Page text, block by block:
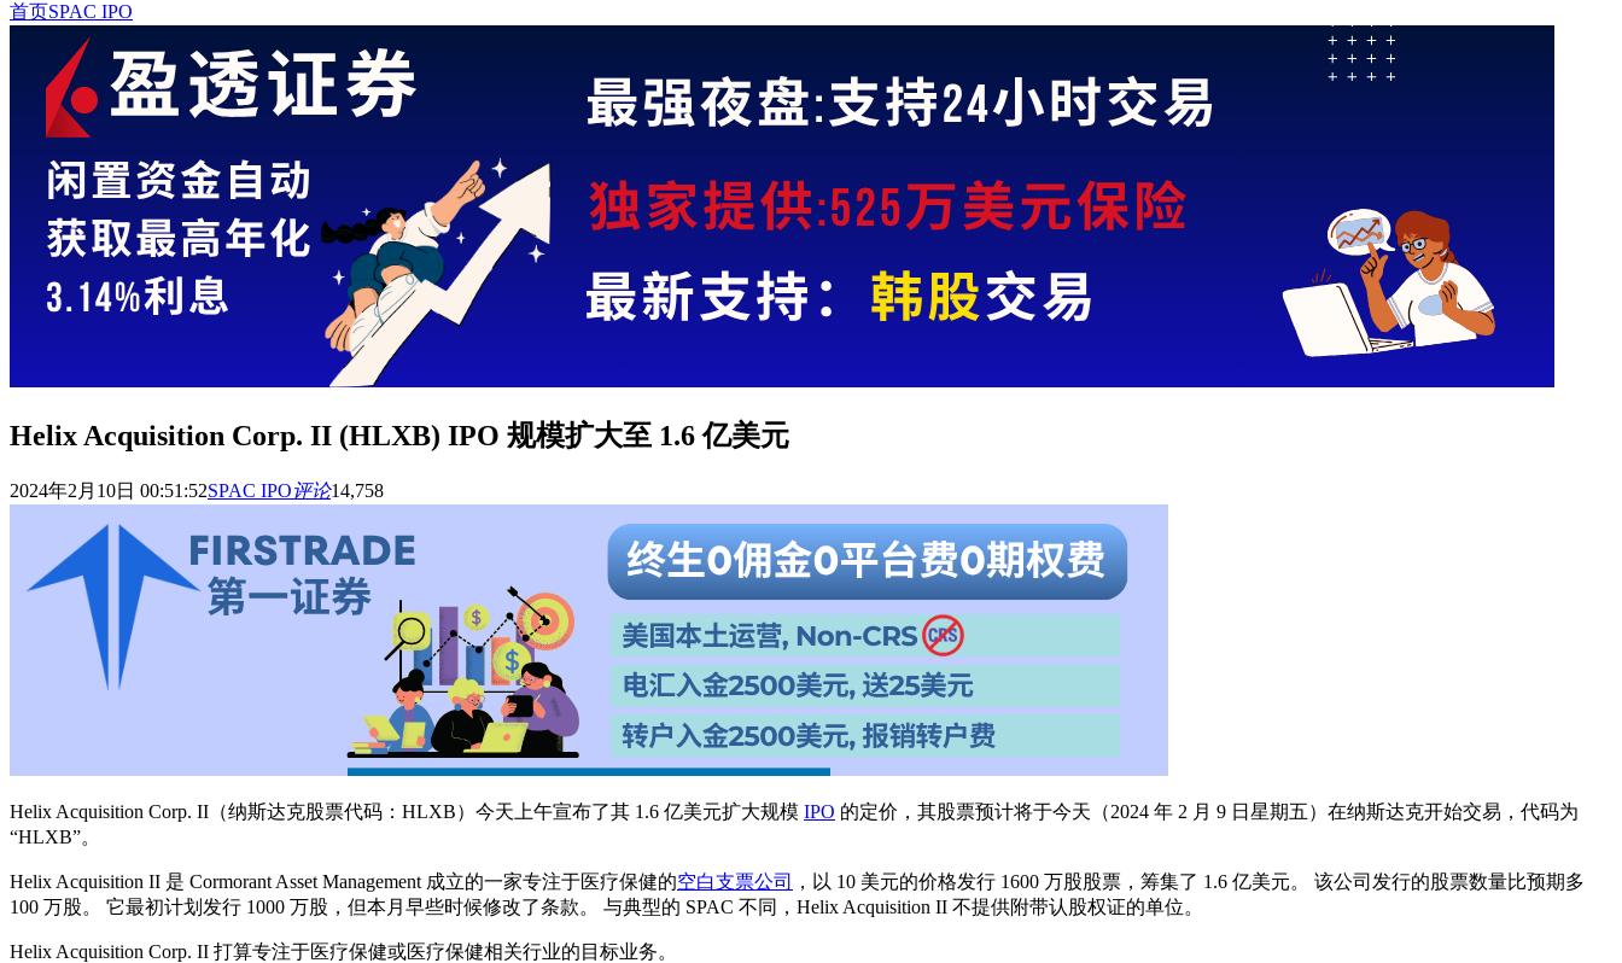
首页SPAC IPO
Helix Acquisition Corp. II (HLXB) IPO 规模扩大至 1.6 亿美元
2024年2月10日 00:51:52SPAC IPO评论14,758
Helix Acquisition Corp. II（纳斯达克股票代码：HLXB）今天上午宣布了其 1.6 亿美元扩大规模 IPO 的定价，其股票预计将于今天（2024 年 2 月 9 日星期五）在纳斯达克开始交易，代码为
“HLXB”。
Helix Acquisition II 是 Cormorant Asset Management 成立的一家专注于医疗保健的空白支票公司
，以 10 美元的价格发行 1600 万股股票，筹集了 1.6 亿美元。 该公司发行的股票数量比预期多
100 万股。 它最初计划发行 1000 万股，但本月早些时候修改了条款。 与典型的 SPAC 不同，Helix Acquisition II 不提供附带认股权证的单位。
Helix Acquisition Corp. II 打算专注于医疗保健或医疗保健相关行业的目标业务。